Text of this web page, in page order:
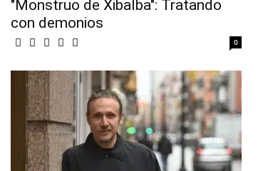
"Monstruo de Xibalba": Tratando
con demonios
0